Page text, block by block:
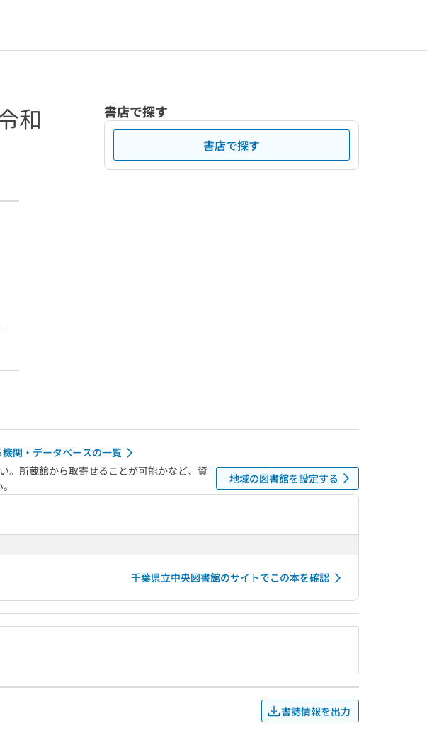
和
書店で探す
書店で探す
関・データベースの一覧
。所蔵館から取寄せることが可能かなど、資
地域の図書館を設定する
千葉県立中央図書館のサイトでこの本を確認
書誌情報を出力